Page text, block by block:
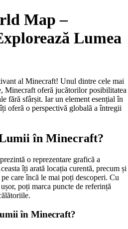
Map –
Lumea
al Minecraft! Unul dintre cele mai
Minecraft oferă jucătorilor posibilitatea
fără sfârșit. Iar un element esențial în
oferă o perspectivă globală a întregii
în Minecraft?
o reprezentare grafică a
îți arată locația curentă, precum și
care încă le mai poți descoperi. Cu
poți marca puncte de referință
în Minecraft?